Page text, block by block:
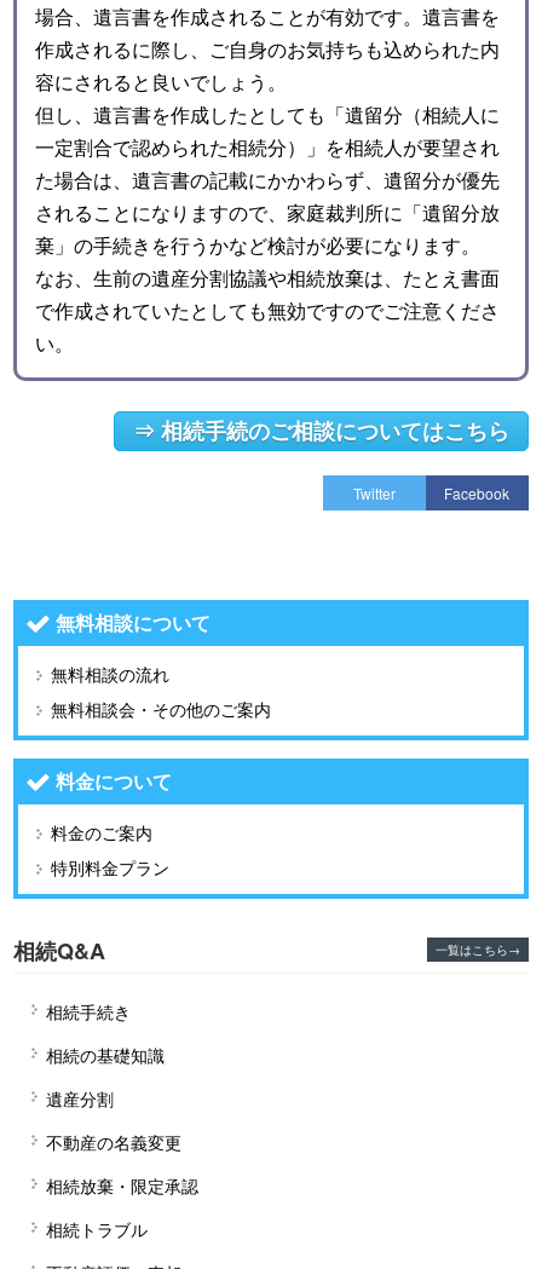
場合、遺言書を作成されることが有効です。遺言書を
作成されるに際し、ご自身のお気持ちも込められた内
容にされると良いでしょう。
但し、遺言書を作成したとしても「遺留分（相続人に
一定割合で認められた相続分）」を相続人が要望され
た場合は、遺言書の記載にかかわらず、遺留分が優先
されることになりますので、家庭裁判所に「遺留分放
棄」の手続きを行うかなど検討が必要になります。
なお、生前の遺産分割協議や相続放棄は、たとえ書面
で作成されていたとしても無効ですのでご注意くださ
い。
⇒ 相続手続のご相談についてはこちら
Twitter Facebook
無料相談について
無料相談の流れ
無料相談会・その他のご案内
料金について
料金のご案内
特別料金プラン
相続Q&A 一覧はこちら→
相続手続き
相続の基礎知識
遺産分割
不動産の名義変更
相続放棄・限定承認
相続トラブル